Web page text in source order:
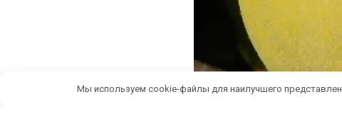
Мы используем cookie-файлы для наилучшего